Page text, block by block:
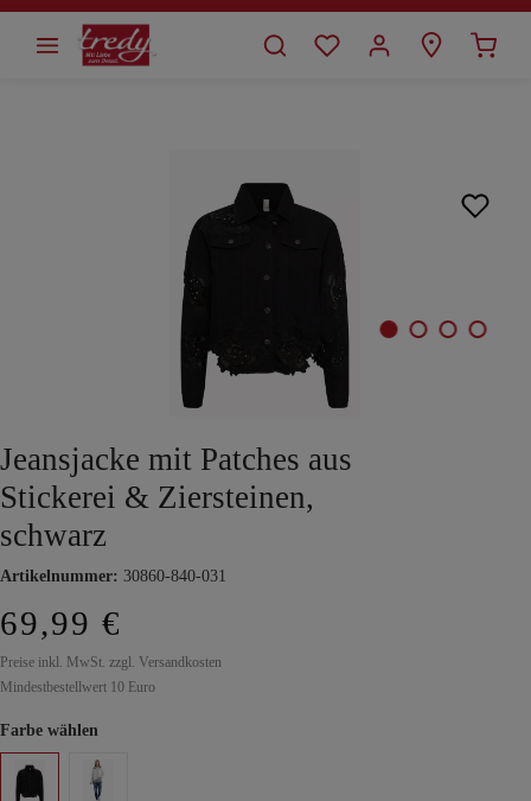
springen
Jeansjacke mit Patches aus
Stickerei & Ziersteinen,
schwarz
Artikelnummer: 30860-840-031
69,99 €
Preise inkl. MwSt. zzgl. Versandkosten
Mindestbestellwert 10 Euro
Farbe wählen